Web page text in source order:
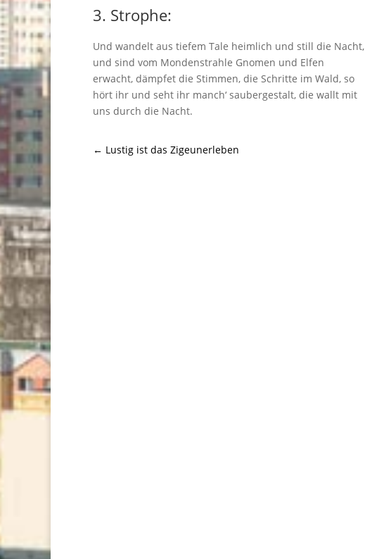
3. Strophe:
Und wandelt aus tiefem Tale heimlich und still die Nacht,
und sind vom Mondenstrahle Gnomen und Elfen
erwacht, dämpfet die Stimmen, die Schritte im Wald, so
hört ihr und seht ihr manch‘ saubergestalt, die wallt mit
uns durch die Nacht.
← Lustig ist das Zigeunerleben